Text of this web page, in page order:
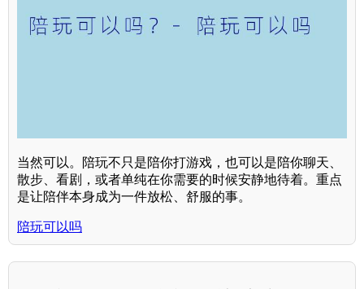
当然可以。陪玩不只是陪你打游戏，也可以是陪你聊天、
散步、看剧，或者单纯在你需要的时候安静地待着。重点
是让陪伴本身成为一件放松、舒服的事。
陪玩可以吗